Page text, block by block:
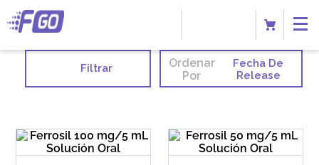
Filtrar
Ordenar
Por
Fecha De
Release